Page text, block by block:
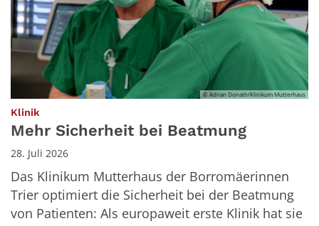
© Adrian Donath/Klinikum Mutterhaus
Klinik
Mehr Sicherheit bei Beatmung
28. Juli 2026
Das Klinikum Mutterhaus der Borromäerinnen
Trier optimiert die Sicherheit bei der Beatmung
von Patienten: Als europaweit erste Klinik hat sie